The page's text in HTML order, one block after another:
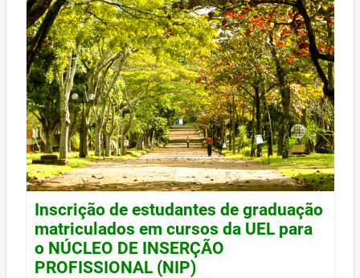
Inscrição de estudantes de graduação
matriculados em cursos da UEL para
o NÚCLEO DE INSERÇÃO
PROFISSIONAL (NIP)